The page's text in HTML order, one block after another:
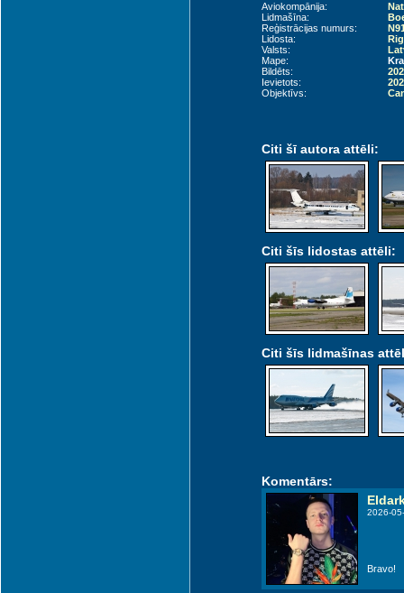
Aviokompānija:
Lidmašīna:
Reģistrācijas numurs:
Lidosta:
Valsts:
Mape:
Bildēts:
Ievietots:
Objektīvs:
Citi šī autora attēli:
Citi šīs lidostas attēli:
Citi šīs lidmašīnas
Komentārs:
2026-
Bravo!